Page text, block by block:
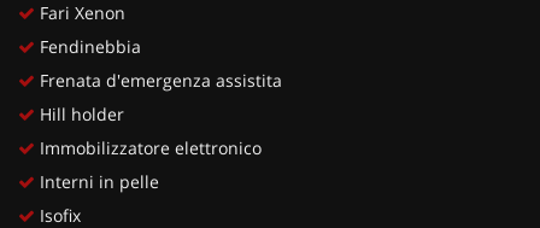
Fari Xenon
Fendinebbia
Frenata d'emergenza assistita
Hill holder
Immobilizzatore elettronico
Interni in pelle
Isofix